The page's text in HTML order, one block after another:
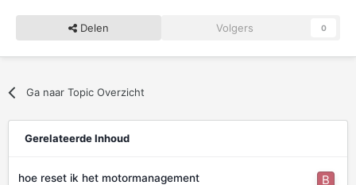
Delen Volgers 0
Ga naar Topic Overzicht
Gerelateerde Inhoud
hoe reset ik het motormanagement